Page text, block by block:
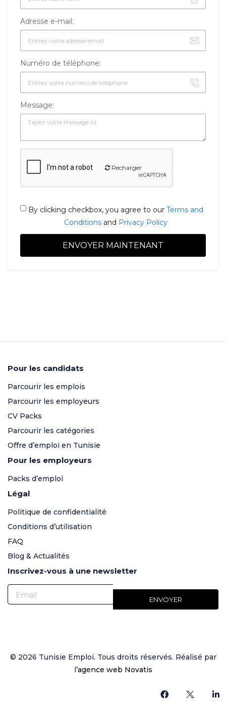
Adresse e-mail:
Numéro de téléphone:
Message:
Recharger
By clicking checkbox, you agree to ourTerms and
Conditions and Privacy Policy
Pour les candidats
Parcourir les emplois
Parcourir les employeurs
CV Packs
Parcourir les catégories
Offre d’emploi en Tunisie
Pour les employeurs
Packs d’emploi
Légal
Politique de confidentialité
Conditions d’utilisation
FAQ
Blog & Actualités
Inscrivez-vous à une newsletter
© 2026 Tunisie Emploi. Tous droits réservés. Réalisé par
l’agence web Novatis